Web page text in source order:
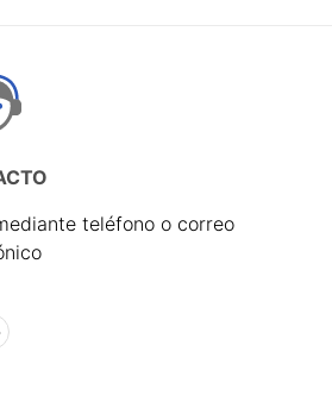
teléfono o correo